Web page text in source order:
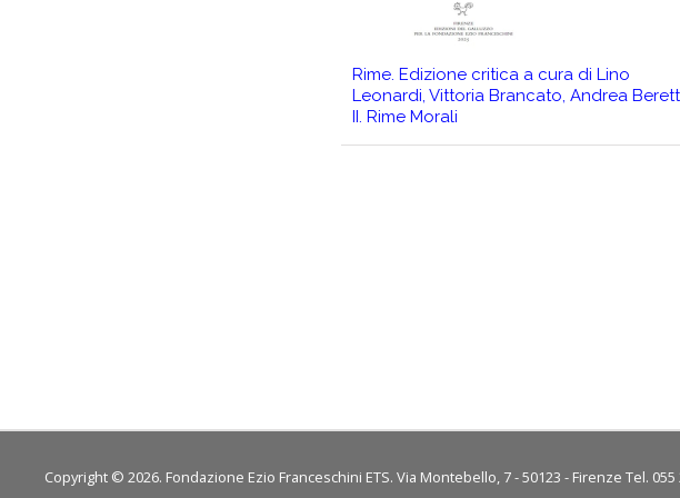
Rime. Edizione critica a cura di Lino
Leonardi, Vittoria Brancato, Andrea
II. Rime Morali
Copyright © 2026. Fondazione Ezio Franceschini ETS. Via Montebello, 7 - 50123 - Firenze Tel. 055